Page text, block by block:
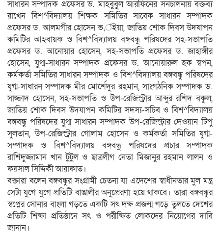
সাধারন সম্পাদক প্রফেসর ড. মাহবুবুল আরফিনের সনচালনায় বক্তব্য
রাখেন বিশ^বিদ্যালয় শিক্ষক সমিতির সাবেক সাধারন সম্পাদক
প্রফেসর ড. আলমগীর হোসেন ভ‚ঁইয়া, জাতিয় শোক দিবস উদযাপন
কমিটির আহবায়ক ও বিশ^বিদ্যালয় বঙ্গবন্ধু পরিষদের সহ-সভাপতি
প্রফেসর ড. আনোয়ার হোসেন, সহ-সভাপতি প্রফেসর ড. জাহাঙ্গীর
হোসেন, যুগ্ম-সাধারন সম্পাদক প্রফেসর ড. আনোয়ারুল হক স্বপন,
কর্মকর্তা সমিতির সাধারন সম্পাদক ও বিশ^বিদ্যালয় বঙ্গবন্ধু পরিষদের
যুগ্ম-সাধারন সম্পাদক মীর মোর্শেদুর রহমান, সাংগঠনিক সম্পাদক ড.
সাজ্জাদ হোসেন, সহ-সভাপতি ও উপ-রেজিস্ট্রার আব্দুর রশিদ বকুল,
জাতিয় শোক দিবস উদযাপন কমিটির সদস্য-সচিব ও বিশ^বিদ্যালয়
বঙ্গবন্ধু পরিষদের যুগ্ম সাধারন সম্পাদক উপ-রেজিস্ট্রার দেওয়ান টিপু
সুলতান, উপ-রেজিস্ট্রার গোলাম হোসেন ও কর্মকর্তা সমিতির যুগ্ম-
সম্পাদক ও বিশ^বিদ্যালয় বঙ্গবন্ধু পরিষদের প্রচার সম্পাদক
রাশিদুজ্জামান খান টুটুল ও ছাত্রলীগ নেতা মিজানুর রহমান লালন ও
ফয়সাল সিদ্দিকী আরাফাত।
বক্তারা বলেন বঙ্গবন্ধুর সংগ্রামী চেতনা যা এদেশের স্বাধীনতার মুল মন্ত্র
সেটা যুগে যুগে প্রতিটি বাঙালীর অনুপ্রেরণা হয়ে থাকবে। তারা বঙ্গবন্ধুর
স্বপ্নের সোনার বাংলা গড়তে একটি সৎ দক্ষ প্রজন্ম গড়ে তুলতে দেশের
প্রতিটি শিক্ষা প্রতিষ্ঠানে সৎ ও পরীক্ষিত লোকদের নিয়োগের দাবি
জানান।